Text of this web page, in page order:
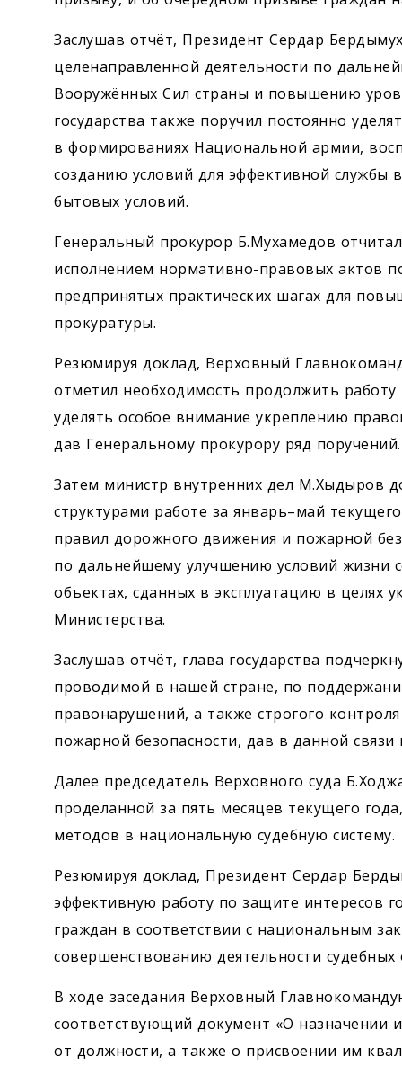
Заслушав отчёт, Президент Сердар
целенаправленной дея­тельности по
Вооружённых Сил страны и повышению
государства также поручил постоянно
в формированиях Национальной армии,
созданию условий для эффективной
бытовых условий.
Генеральный прокурор Б.Мухамедов
исполнением нормативно-правовых актов
предпринятых практических шагах для
прокуратуры.
Резюмируя доклад, Верховный
отметил необходимость продолжить
уделять особое внимание укреплению
дав Генеральному прокурору ряд поручений.
Затем министр внутренних дел М.Хыдыров
структурами работе за январь–май
правил дорожного движения и пожарной
по дальнейшему улучшению условий жизни
объектах, сданных в эксплуатацию в целях
Министерства.
Заслушав отчёт, глава государства
проводимой в нашей стране, по
правонарушений, а также строгого
пожарной безопасности, дав в данной
Далее председатель Верховного суда
проделанной за пять месяцев текущего
методов в национальную судебную систему.
Резюмируя доклад, Президент Сердар
эффективную работу по защите интересов
граждан в соответствии с национальным
совершенствованию деятельности судебных
В ходе заседания Верховный
соответствующий документ «О назначении
от должности, а также о присвоении им